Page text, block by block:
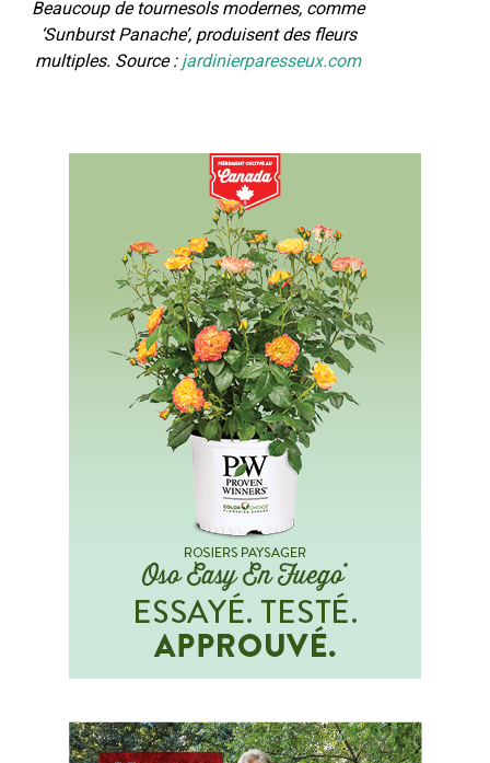
Beaucoup de tournesols modernes, comme
‘Sunburst Panache’, produisent des fleurs
multiples. Source : jardinierparesseux.com